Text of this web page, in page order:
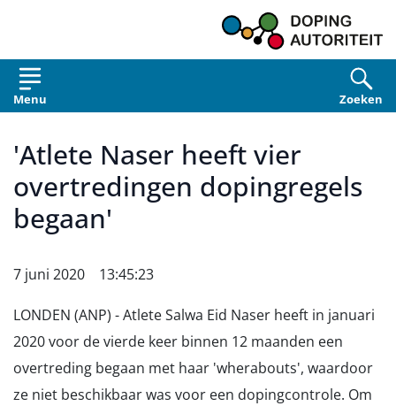
Menu Zoeken
'Atlete Naser heeft vier
overtredingen dopingregels
begaan'
7 juni 2020 13:45:23
LONDEN (ANP) - Atlete Salwa Eid Naser heeft in januari
2020 voor de vierde keer binnen 12 maanden een
overtreding begaan met haar 'wherabouts', waardoor
ze niet beschikbaar was voor een dopingcontrole. Om